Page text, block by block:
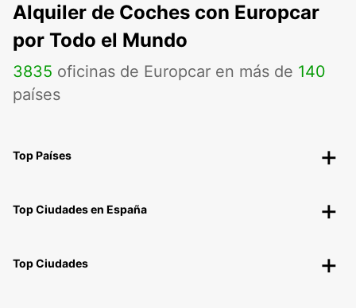
Alquiler de Coches con Europcar
por Todo el Mundo
3835 oficinas de Europcar en más de 140
países
Top Países
Top Ciudades en España
Top Ciudades